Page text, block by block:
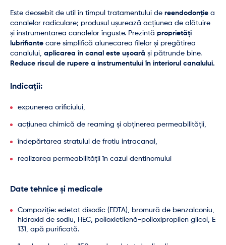
Este deosebit de util în timpul tratamentului de reendodonție a
canalelor radiculare; produsul ușurează acțiunea de alătuire
și instrumentarea canalelor înguste. Prezintă proprietăți
lubrifiante care simplifică alunecarea filelor și pregătirea
canalului, aplicarea în canal este ușoară și pătrunde bine.
Reduce riscul de rupere a instrumentului în interiorul canalului.
Indicații:
expunerea orificiului,
acțiunea chimică de reaming și obținerea permeabilității,
îndepărtarea stratului de frotiu intracanal,
realizarea permeabilității în cazul dentinomului
Date tehnice și medicale
Compoziție: edetat disodic (EDTA), bromură de benzalconiu,
hidroxid de sodiu, HEC, polioxietilenă-polioxipropilen glicol, E
131, apă purificată.